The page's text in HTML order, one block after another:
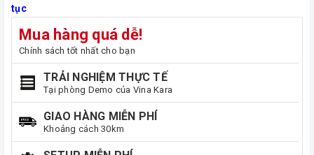
tục
Mua hàng quá dễ!
Chính sách tốt nhất cho bạn
TRẢI NGHIỆM THỰC TẾ
Tại phòng Demo của Vina Kara
GIAO HÀNG MIỄN PHÍ
Khoảng cách 30km